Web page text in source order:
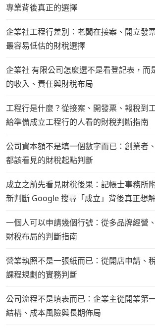
專業背後真正的選擇
企業社工程行差別：老闆在接案、開立發
最容易低估的財稅選擇
企業社 有限公司怎麼選不是看登記表，而
的收入、責任與財稅布局
工程行是什麼？從接案、開發票、報稅到
給準備成立工程行的人看的財稅判斷指南
公司資本額不是填一個數字而已：創業者
都該看見的財稅起點判斷
成立之前先看見財稅後果：記帳士事務所
新判斷 Google 搜尋「成立」背後真正想
一個人可以申請幾個行號：從多品牌經營
財稅布局的判斷指南
營業執照不是一張紙而已：從開店申請、
課程規劃的實務判斷
公司流程不是填表而已：企業主從開業第
結構、成本風險與長期佈局